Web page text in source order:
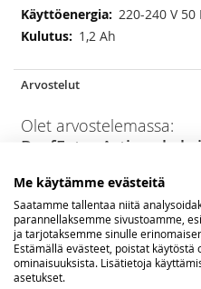
220-240 V 50
1,2 Ah
Arvostelut
Olet arvostelemassa:
BeefEater Artisan
Arviosi
Rating
1
star
2
stars
3
stars
4
stars
5
stars
Nimimerkki
Me käytämme evästeitä
Saatamme tallentaa niitä
parannellaksemme sivustoamme,
ja tarjotaksemme sinulle
Estämällä evästeet, poistat
ominaisuuksista. Lisätietoja
asetukset.